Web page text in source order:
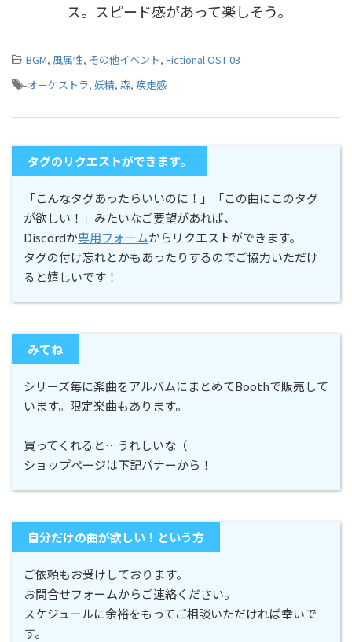
ス。スピード感があって楽しそう。
-BGM, 風属性, その他イベント, Fictional OST 03
-オーケストラ, 妖精, 森, 疾走感
タグのリクエストができます。
「こんなタグあったらいいのに！」「この曲にこのタグ
が欲しい！」みたいなご要望があれば、
Discordか専用フォームからリクエストができます。
タグの付け忘れとかもあったりするのでご協力いただけ
ると嬉しいです！
みてね
シリーズ毎に楽曲をアルバムにまとめてBoothで販売して
います。限定楽曲もあります。
買ってくれると…うれしいな（
ショップページは下記バナーから！
自分だけの曲が欲しい！という方
ご依頼もお受けしております。
お問合せフォームからご連絡ください。
スケジュールに余裕をもってご相談いただければ幸いで
す。